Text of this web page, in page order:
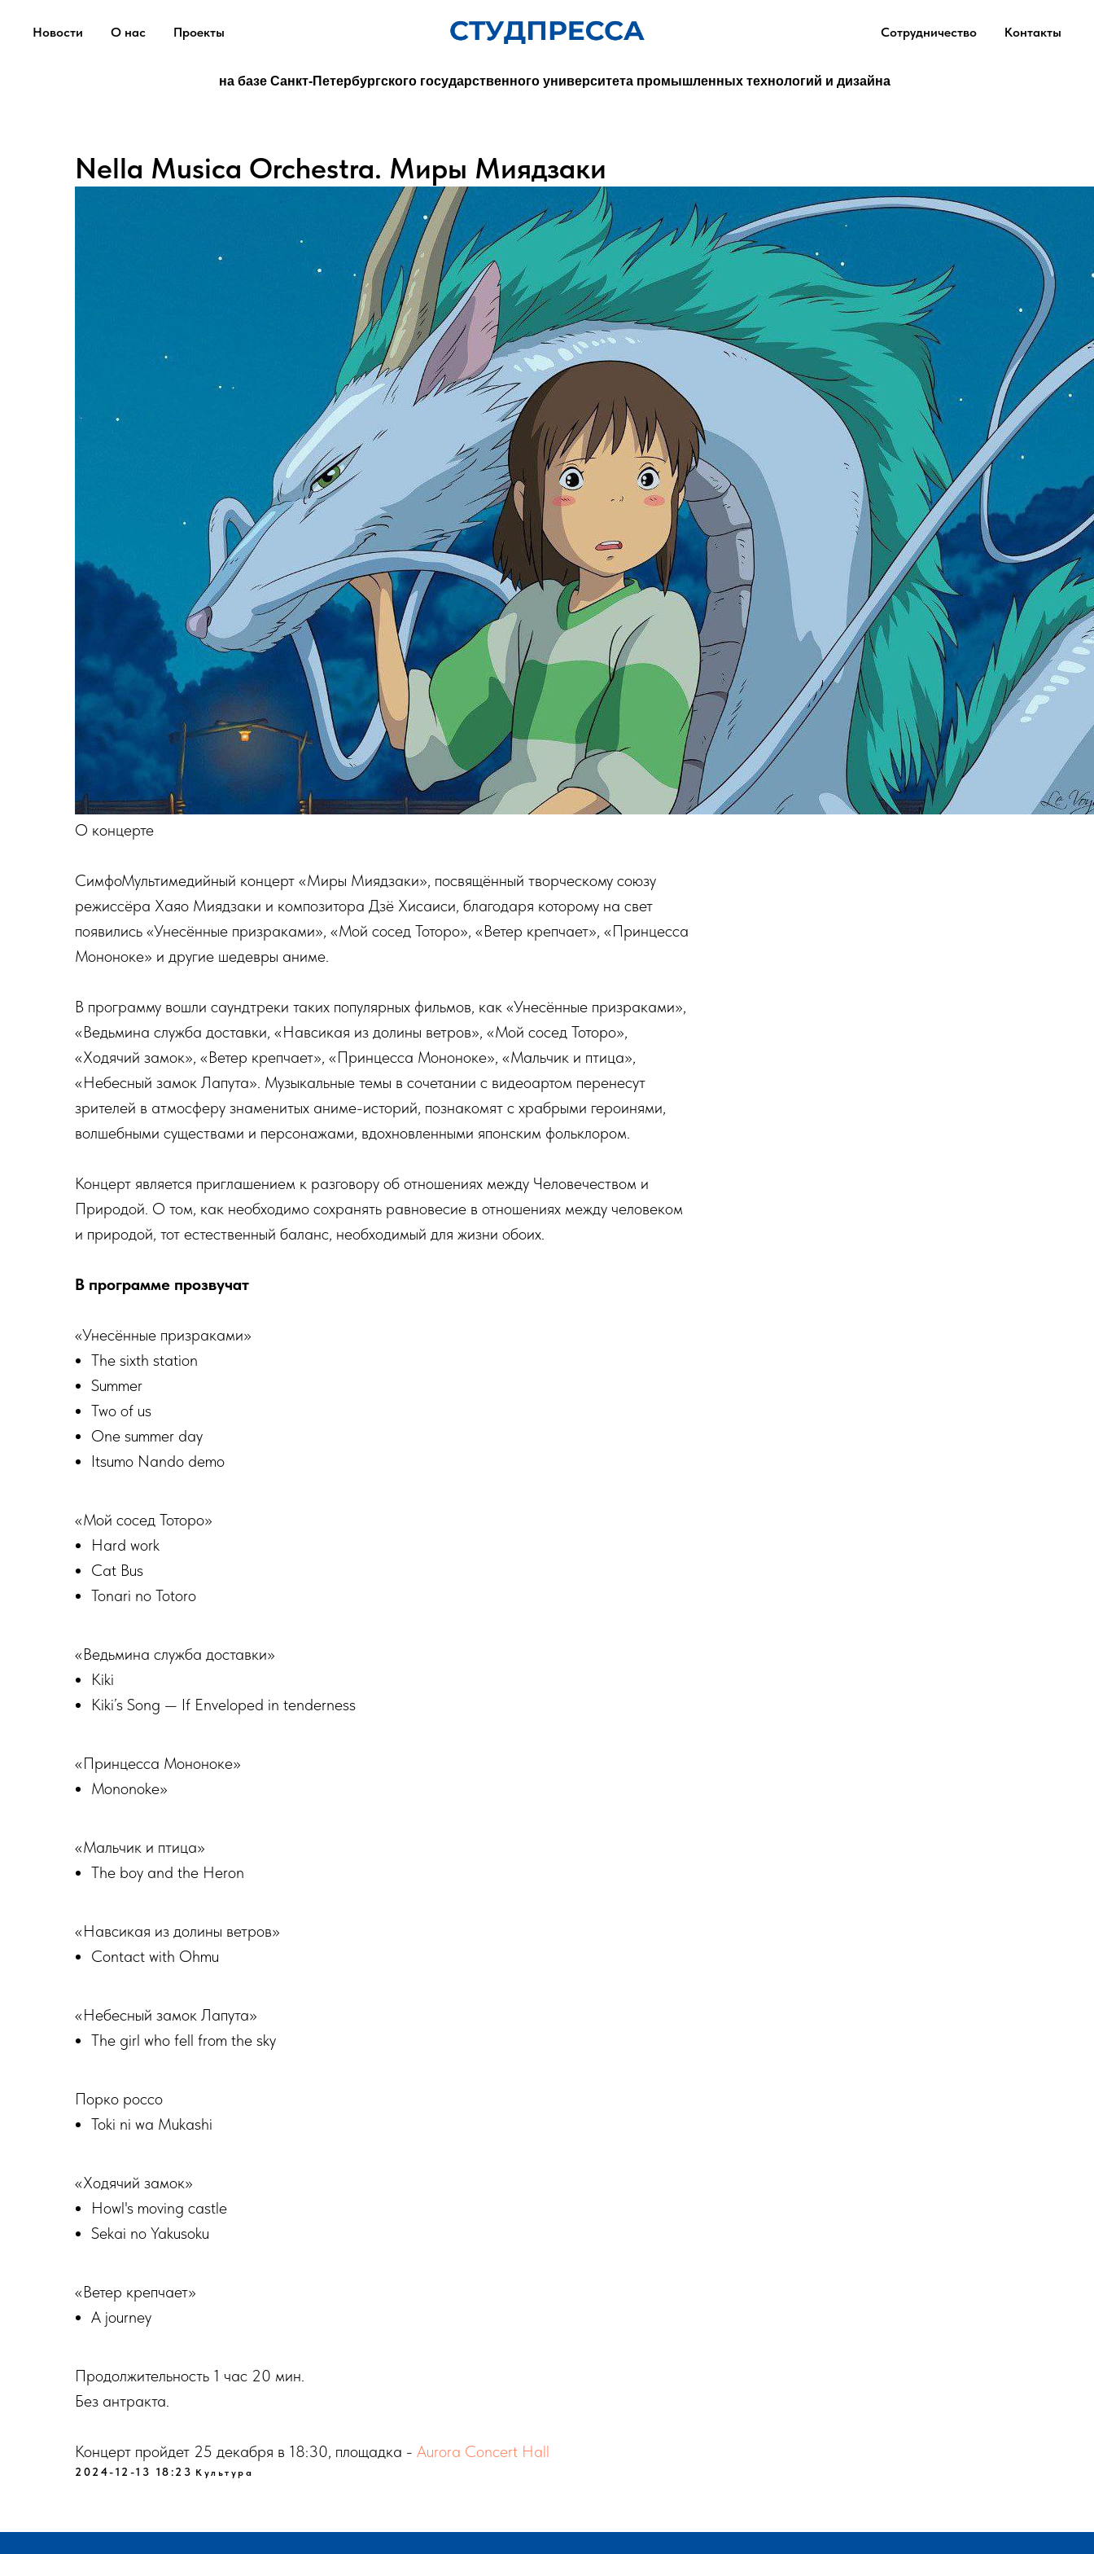
Новости О нас Проекты Сотрудничество Контакты
на базе Санкт-Петербургского государственного университета промышленных технологий и дизайна
Nella Musica Orchestra. Миры Миядзаки
О концерте
СимфоМультимедийный концерт «Миры Миядзаки», посвящённый творческому союзу
режиссёра Хаяо Миядзаки и композитора Дзё Хисаиси, благодаря которому на свет
появились «Унесённые призраками», «Мой сосед Тоторо», «Ветер крепчает», «Принцесса
Мононоке» и другие шедевры аниме.
В программу вошли саундтреки таких популярных фильмов, как «Унесённые призраками»,
«Ведьмина служба доставки, «Навсикая из долины ветров», «Мой сосед Тоторо»,
«Ходячий замок», «Ветер крепчает», «Принцесса Мононоке», «Мальчик и птица»,
«Небесный замок Лапута». Музыкальные темы в сочетании с видеоартом перенесут
зрителей в атмосферу знаменитых аниме-историй, познакомят с храбрыми героинями,
волшебными существами и персонажами, вдохновленными японским фольклором.
Концерт является приглашением к разговору об отношениях между Человечеством и
Природой. О том, как необходимо сохранять равновесие в отношениях между человеком
и природой, тот естественный баланс, необходимый для жизни обоих.
В программе прозвучат
«Унесённые призраками»
The sixth station
Summer
Two of us
One summer day
Itsumo Nando demo
«Мой сосед Тоторо»
Hard work
Cat Bus
Tonari no Totoro
«Ведьмина служба доставки»
Kiki
Kiki’s Song — If Enveloped in tenderness
«Принцесса Мононоке»
Mononoke»
«Мальчик и птица»
The boy and the Heron
«Навсикая из долины ветров»
Contact with Ohmu
«Небесный замок Лапута»
The girl who fell from the sky
Порко россо
Toki ni wa Mukashi
«Ходячий замок»
Howl's moving castle
Sekai no Yakusoku
«Ветер крепчает»
A journey
Продолжительность 1 час 20 мин.
Без антракта.
Концерт пройдет 25 декабря в 18:30, площадка - Aurora Concert Hall
2024-12-13 18:23 Культура